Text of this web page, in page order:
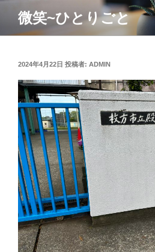
テ
微笑~ひとりごと
投
日:
2024年4月22日 投稿者: ADMIN